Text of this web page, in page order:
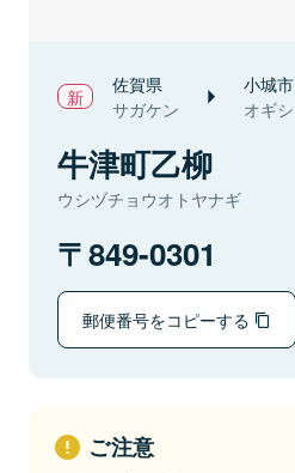
佐賀県
サガケン
小城市
オギシ
牛津町乙柳
ウシヅチョウオトヤナギ
849-0301
郵便番号をコピーする
ご注意